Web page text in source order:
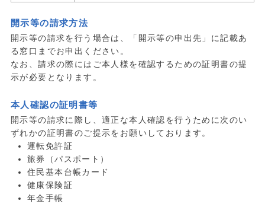
開示等の請求方法
開示等の請求を行う場合は、「開示等の申出先」に記載あ
る窓口までお申出ください。
なお、請求の際にはご本人様を確認するための証明書の提
示が必要となります。
本人確認の証明書等
開示等の請求に際し、適正な本人確認を行うために次のい
ずれかの証明書のご提示をお願いしております。
運転免許証
旅券（パスポート）
住民基本台帳カード
健康保険証
年金手帳